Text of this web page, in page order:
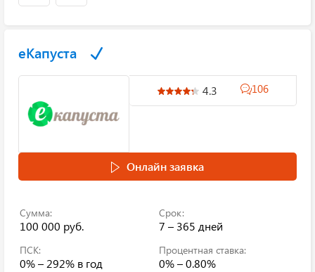
еКапуста
4.3 106
Онлайн заявка
Сумма:
100 000 руб.
Срок:
7 – 365 дней
ПСК:
0% – 292% в год
Процентная ставка:
0% – 0.80%